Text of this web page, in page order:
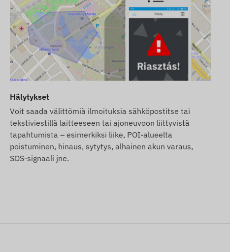
vuodeksi
ja
keskusdata- ja käsittelyjärjestelmään. Laite viestii
SIM-kortin avulla.
verkkojen kanssa:
jatkuvasta käytöstä – sinun ei tarvitse huolehtia
Hälytykset
Voit saada välittömiä ilmoituksia sähköpostitse tai
tekstiviestillä laitteeseen tai ajoneuvoon liittyvistä
tapahtumista – esimerkiksi liike, POI-alueelta
poistuminen, hinaus, sytytys, alhainen akun varaus,
SOS-signaali jne.